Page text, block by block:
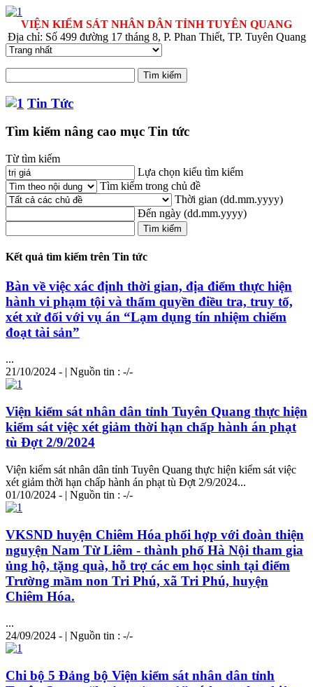
VIỆN KIỂM SÁT NHÂN DÂN TỈNH TUYÊN QUANG
Địa chỉ: Số 499 đường 17 tháng 8, P. Phan Thiết, TP. Tuyên Quang
Tin Tức
Tìm kiếm nâng cao mục Tin tức
Từ tìm kiếm
Lựa chọn kiểu tìm kiếm
Tìm kiếm trong chủ đề
Thời gian (dd.mm.yyyy)
Đến ngày (dd.mm.yyyy)
Kết quả tìm kiếm trên Tin tức
Bàn về việc xác định thời gian, địa điểm thực hiện
hành vi phạm tội và thẩm quyền điều tra, truy tố,
xét xử đối với vụ án “Lạm dụng tín nhiệm chiếm
đoạt tài sản”
...
21/10/2024 - | Nguồn tin : -/-
Viện kiểm sát nhân dân tỉnh Tuyên Quang thực hiện
kiểm sát việc xét giảm thời hạn chấp hành án phạt
tù Đợt 2/9/2024
Viện kiểm sát nhân dân tỉnh Tuyên Quang thực hiện kiểm sát việc
xét giảm thời hạn chấp hành án phạt tù Đợt 2/9/2024...
01/10/2024 - | Nguồn tin : -/-
VKSND huyện Chiêm Hóa phối hợp với đoàn thiện
nguyện Nam Từ Liêm - thành phố Hà Nội tham gia
ủng hộ, tặng quà, hỗ trợ các em học sinh tại điểm
Trường mầm non Tri Phú, xã Tri Phú, huyện
Chiêm Hóa.
...
24/09/2024 - | Nguồn tin : -/-
Chi bộ 5 Đảng bộ Viện kiểm sát nhân dân tỉnh